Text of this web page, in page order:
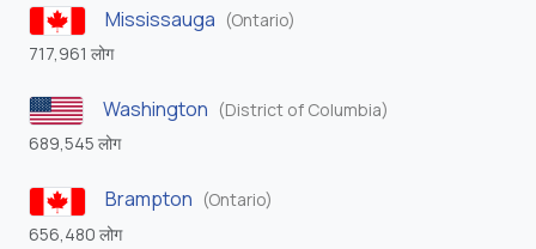
Mississauga (Ontario)
717,961 लोग
Washington (District of Columbia)
689,545 लोग
Brampton (Ontario)
656,480 लोग